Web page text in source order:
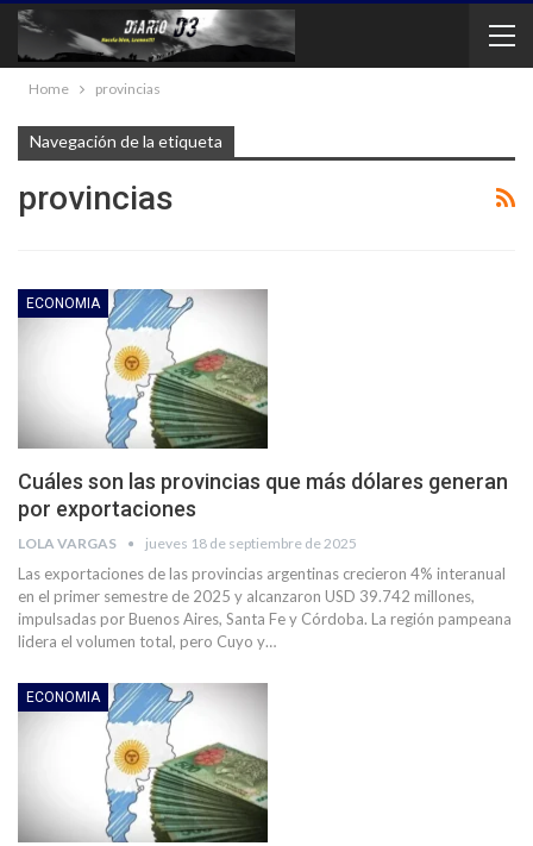
Home provincias
Navegación de la etiqueta
provincias
ECONOMIA
Cuáles son las provincias que más dólares generan
por exportaciones
LOLA VARGAS jueves 18 de septiembre de 2025
Las exportaciones de las provincias argentinas crecieron 4% interanual
en el primer semestre de 2025 y alcanzaron USD 39.742 millones,
impulsadas por Buenos Aires, Santa Fe y Córdoba. La región pampeana
lidera el volumen total, pero Cuyo y…
ECONOMIA